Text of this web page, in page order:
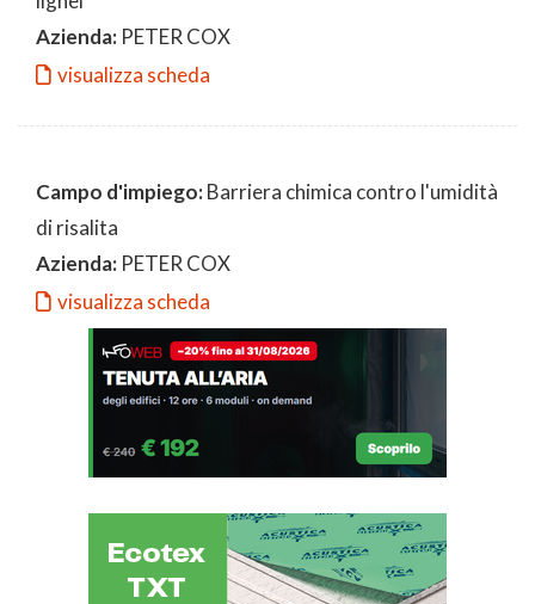
Azienda: PETER COX
visualizza scheda
Campo d'impiego:Barriera chimica contro l'umidità
di risalita
Azienda: PETER COX
visualizza scheda